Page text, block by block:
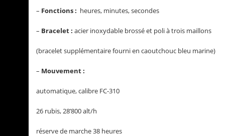
– Fonctions : heures, minutes, secondes
– Bracelet : acier inoxydable brossé et poli à trois maillons
(bracelet supplémentaire fourni en caoutchouc bleu marine)
– Mouvement :
automatique, calibre FC-310
26 rubis, 28’800 alt/h
réserve de marche 38 heures